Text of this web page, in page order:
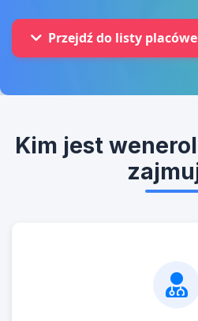
Przejdź do listy
Kim jest